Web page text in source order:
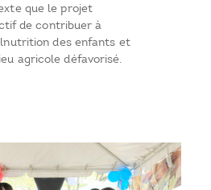
que le projet
de contribuer à
des enfants et
agricole défavorisé.